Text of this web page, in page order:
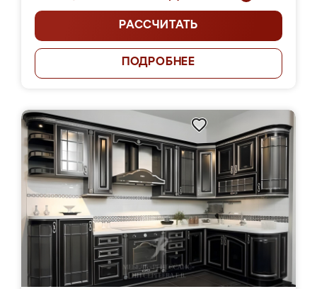
РАССЧИТАТЬ
ПОДРОБНЕЕ